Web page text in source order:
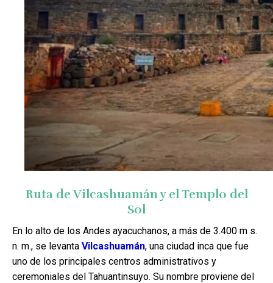
Ruta de Vilcashuamán y el Templo del
Sol
En lo alto de los Andes ayacuchanos, a más de 3.400 m s.
n. m., se levanta Vilcashuamán, una ciudad inca que fue
uno de los principales centros administrativos y
ceremoniales del Tahuantinsuyo. Su nombre proviene del